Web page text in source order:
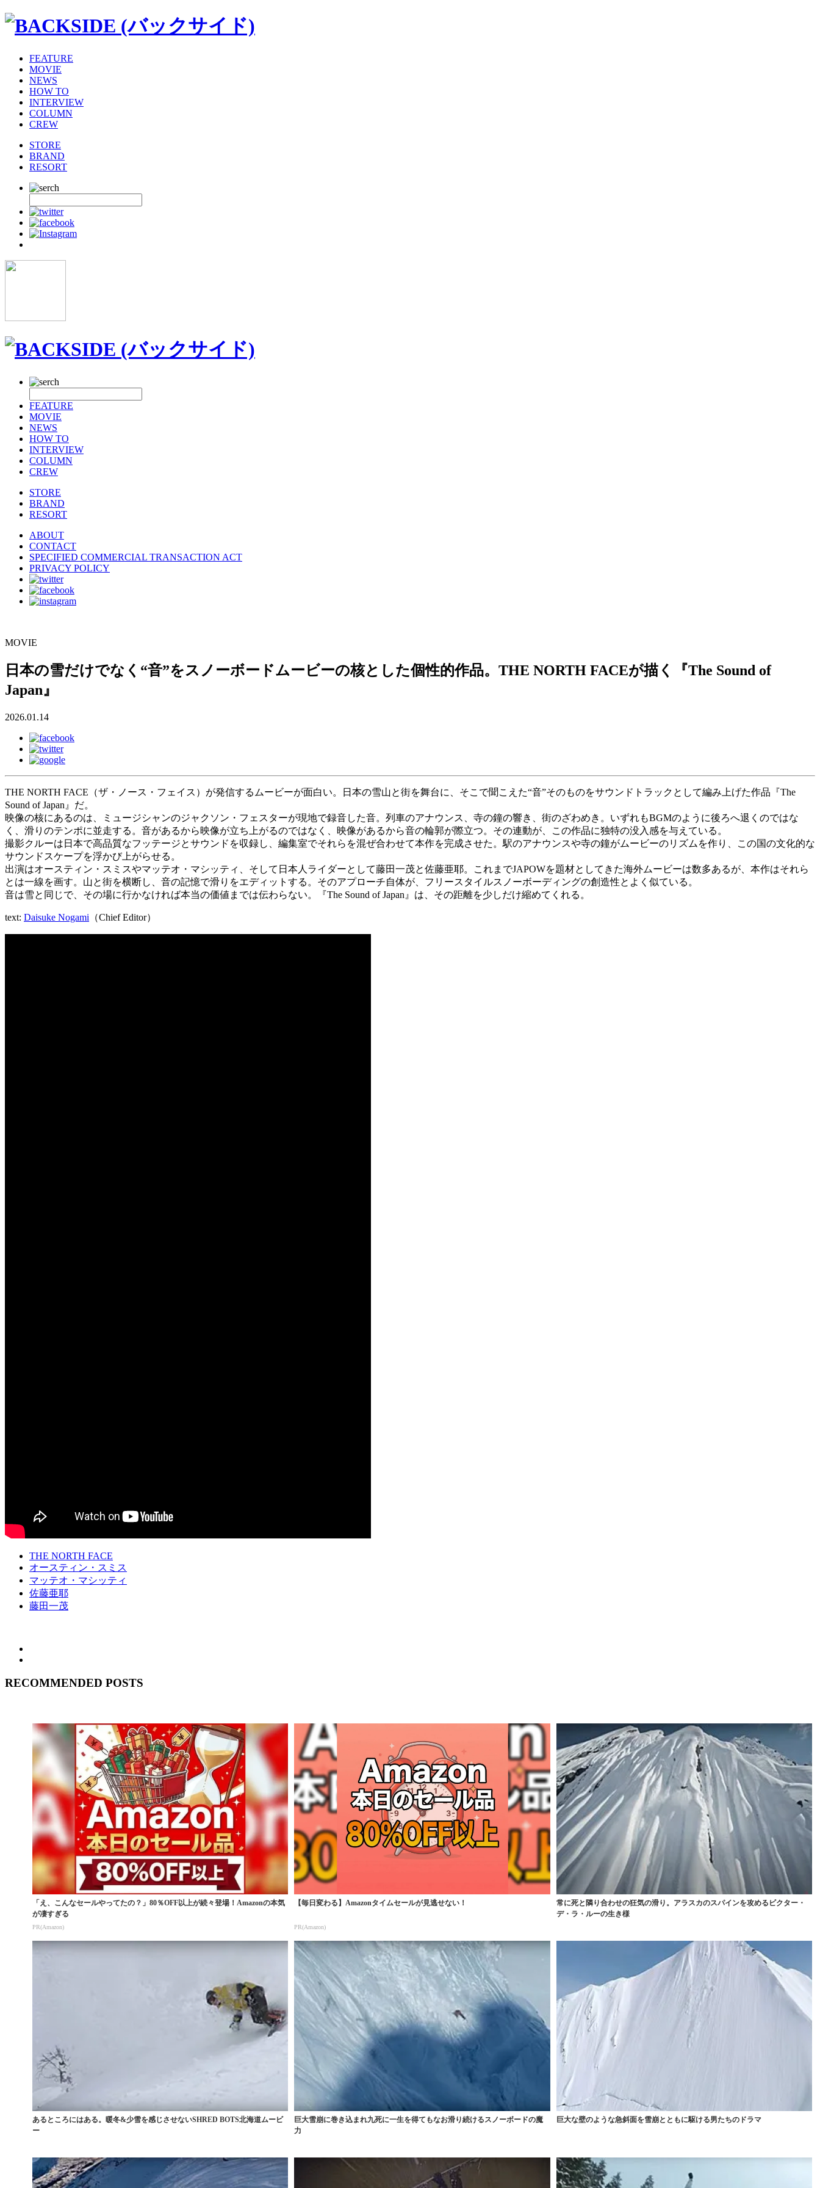
FEATURE
MOVIE
NEWS
HOW TO
INTERVIEW
COLUMN
CREW
STORE
BRAND
RESORT
FEATURE
MOVIE
NEWS
HOW TO
INTERVIEW
COLUMN
CREW
STORE
BRAND
RESORT
ABOUT
CONTACT
SPECIFIED COMMERCIAL TRANSACTION ACT
PRIVACY POLICY
MOVIE
日本の雪だけでなく“音”をスノーボードムービーの核とした個性的作品。THE NORTH FACEが描く『The Sound of
Japan』
2026.01.14
THE NORTH FACE（ザ・ノース・フェイス）が発信するムービーが面白い。日本の雪山と街を舞台に、そこで聞こえた“音”そのものをサウンドトラックとして編み上げた作品『The
Sound of Japan』だ。
映像の核にあるのは、ミュージシャンのジャクソン・フェスターが現地で録音した音。列車のアナウンス、寺の鐘の響き、街のざわめき。いずれもBGMのように後ろへ退くのではな
く、滑りのテンポに並走する。音があるから映像が立ち上がるのではなく、映像があるから音の輪郭が際立つ。その連動が、この作品に独特の没入感を与えている。
撮影クルーは日本で高品質なフッテージとサウンドを収録し、編集室でそれらを混ぜ合わせて本作を完成させた。駅のアナウンスや寺の鐘がムービーのリズムを作り、この国の文化的な
サウンドスケープを浮かび上がらせる。
出演はオースティン・スミスやマッテオ・マシッティ、そして日本人ライダーとして藤田一茂と佐藤亜耶。これまでJAPOWを題材としてきた海外ムービーは数多あるが、本作はそれら
とは一線を画す。山と街を横断し、音の記憶で滑りをエディットする。そのアプローチ自体が、フリースタイルスノーボーディングの創造性とよく似ている。
音は雪と同じで、その場に行かなければ本当の価値までは伝わらない。『The Sound of Japan』は、その距離を少しだけ縮めてくれる。
text: Daisuke Nogami （Chief Editor）
THE NORTH FACE
オースティン・スミス
マッテオ・マシッティ
佐藤亜耶
藤田一茂
RECOMMENDED POSTS
「え、こんなセールやってたの？」80％OFF以上が続々登場！Amazonの本気
が凄すぎる
PR(Amazon)
【毎日変わる】Amazonタイムセールが見逃せない！
PR(Amazon)
常に死と隣り合わせの狂気の滑り。アラスカのスパインを攻めるビクター・
デ・ラ・ルーの生き様
あるところにはある。暖冬&少雪を感じさせないSHRED BOTS北海道ムービ
ー
巨大雪崩に巻き込まれ九死に一生を得てもなお滑り続けるスノーボードの魔
力
巨大な壁のような急斜面を雪崩とともに駆ける男たちのドラマ